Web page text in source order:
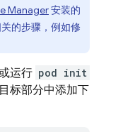
Manager安装的
的步骤，例如修
运行 pod init
标部分中添加下